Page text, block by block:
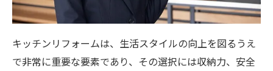
キッチンリフォームは、生活スタイルの向上を図るうえ
で非常に重要な要素であり、その選択には収納力、安全